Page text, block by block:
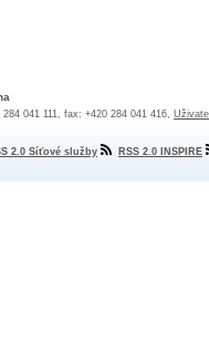
041 111, fax: +420 284 041 416,
2.0 Síťové služby RSS 2.0 INSPIRE